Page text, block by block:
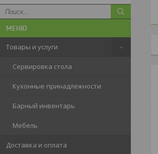
Товары и услуги
Сервировка стола
Кухонные принадлежности
Барный инвентарь
Мебель
Доставка и оплата